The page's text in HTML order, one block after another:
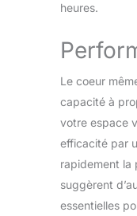
heures.
Le coeur
capacité à
votre espace
efficacité par
rapidement la
suggèrent
essentielles